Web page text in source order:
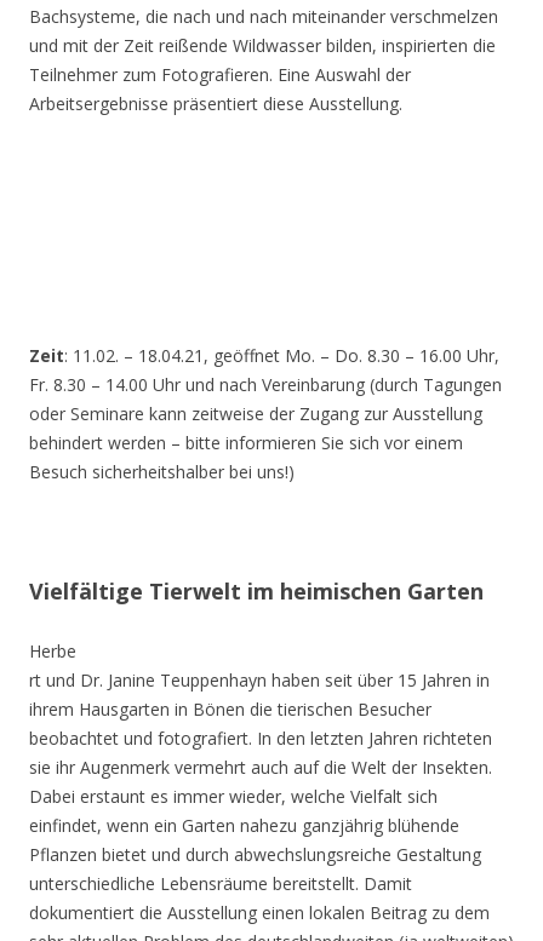
Bachsysteme, die nach und nach miteinander verschmelzen
und mit der Zeit reißende Wildwasser bilden, inspirierten die
Teilnehmer zum Fotografieren. Eine Auswahl der
Arbeitsergebnisse präsentiert diese Ausstellung.
Zeit: 11.02. – 18.04.21, geöffnet Mo. – Do. 8.30 – 16.00 Uhr,
Fr. 8.30 – 14.00 Uhr und nach Vereinbarung (durch Tagungen
oder Seminare kann zeitweise der Zugang zur Ausstellung
behindert werden – bitte informieren Sie sich vor einem
Besuch sicherheitshalber bei uns!)
Vielfältige Tierwelt im heimischen Garten
Herbe
rt und Dr. Janine Teuppenhayn haben seit über 15 Jahren in
ihrem Hausgarten in Bönen die tierischen Besucher
beobachtet und fotografiert. In den letzten Jahren richteten
sie ihr Augenmerk vermehrt auch auf die Welt der Insekten.
Dabei erstaunt es immer wieder, welche Vielfalt sich
einfindet, wenn ein Garten nahezu ganzjährig blühende
Pflanzen bietet und durch abwechslungsreiche Gestaltung
unterschiedliche Lebensräume bereitstellt. Damit
dokumentiert die Ausstellung einen lokalen Beitrag zu dem